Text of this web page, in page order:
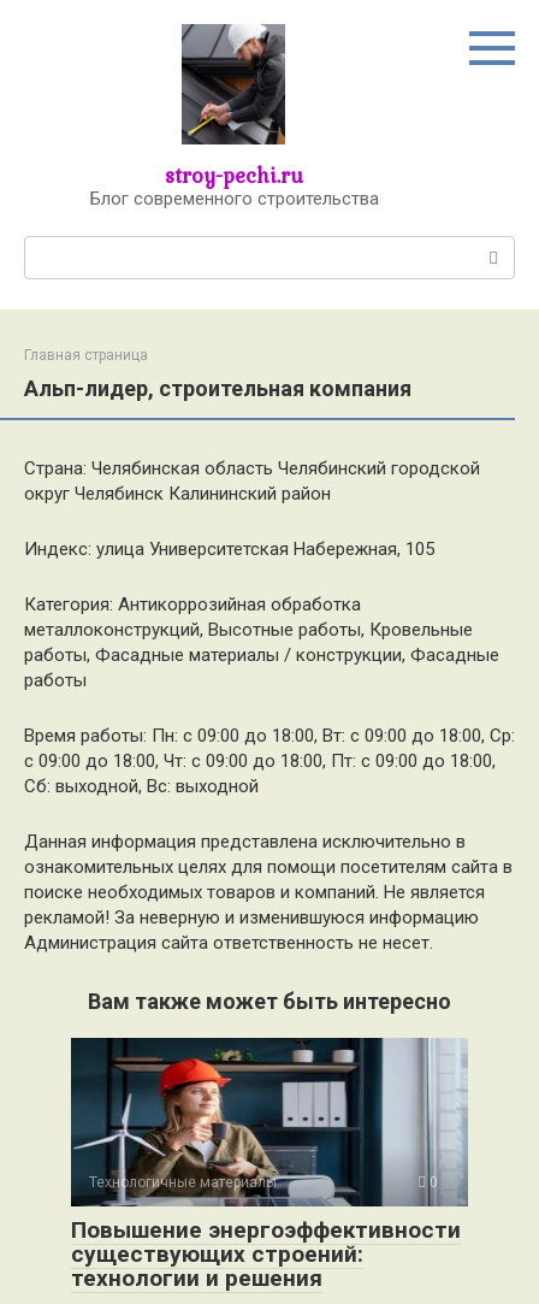
stroy-pechi.ru
Блог современного строительства
Главная страница
Альп-лидер, строительная компания
Страна: Челябинская область Челябинский городской
округ Челябинск Калининский район
Индекс: улица Университетская Набережная, 105
Категория: Антикоррозийная обработка
металлоконструкций, Высотные работы, Кровельные
работы, Фасадные материалы / конструкции, Фасадные
работы
Время работы: Пн: с 09:00 до 18:00, Вт: с 09:00 до 18:00, Ср:
с 09:00 до 18:00, Чт: с 09:00 до 18:00, Пт: с 09:00 до 18:00,
Сб: выходной, Вс: выходной
Данная информация представлена исключительно в
ознакомительных целях для помощи посетителям сайта в
поиске необходимых товаров и компаний. Не является
рекламой! За неверную и изменившуюся информацию
Администрация сайта ответственность не несет.
Вам также может быть интересно
Технологичные материалы 0
Повышение энергоэффективности
существующих строений:
технологии и решения